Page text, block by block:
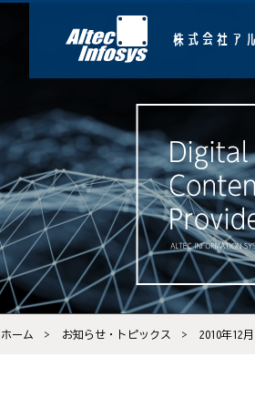
株式会社ア
ーム お知らせ・トピックス 2010年12月